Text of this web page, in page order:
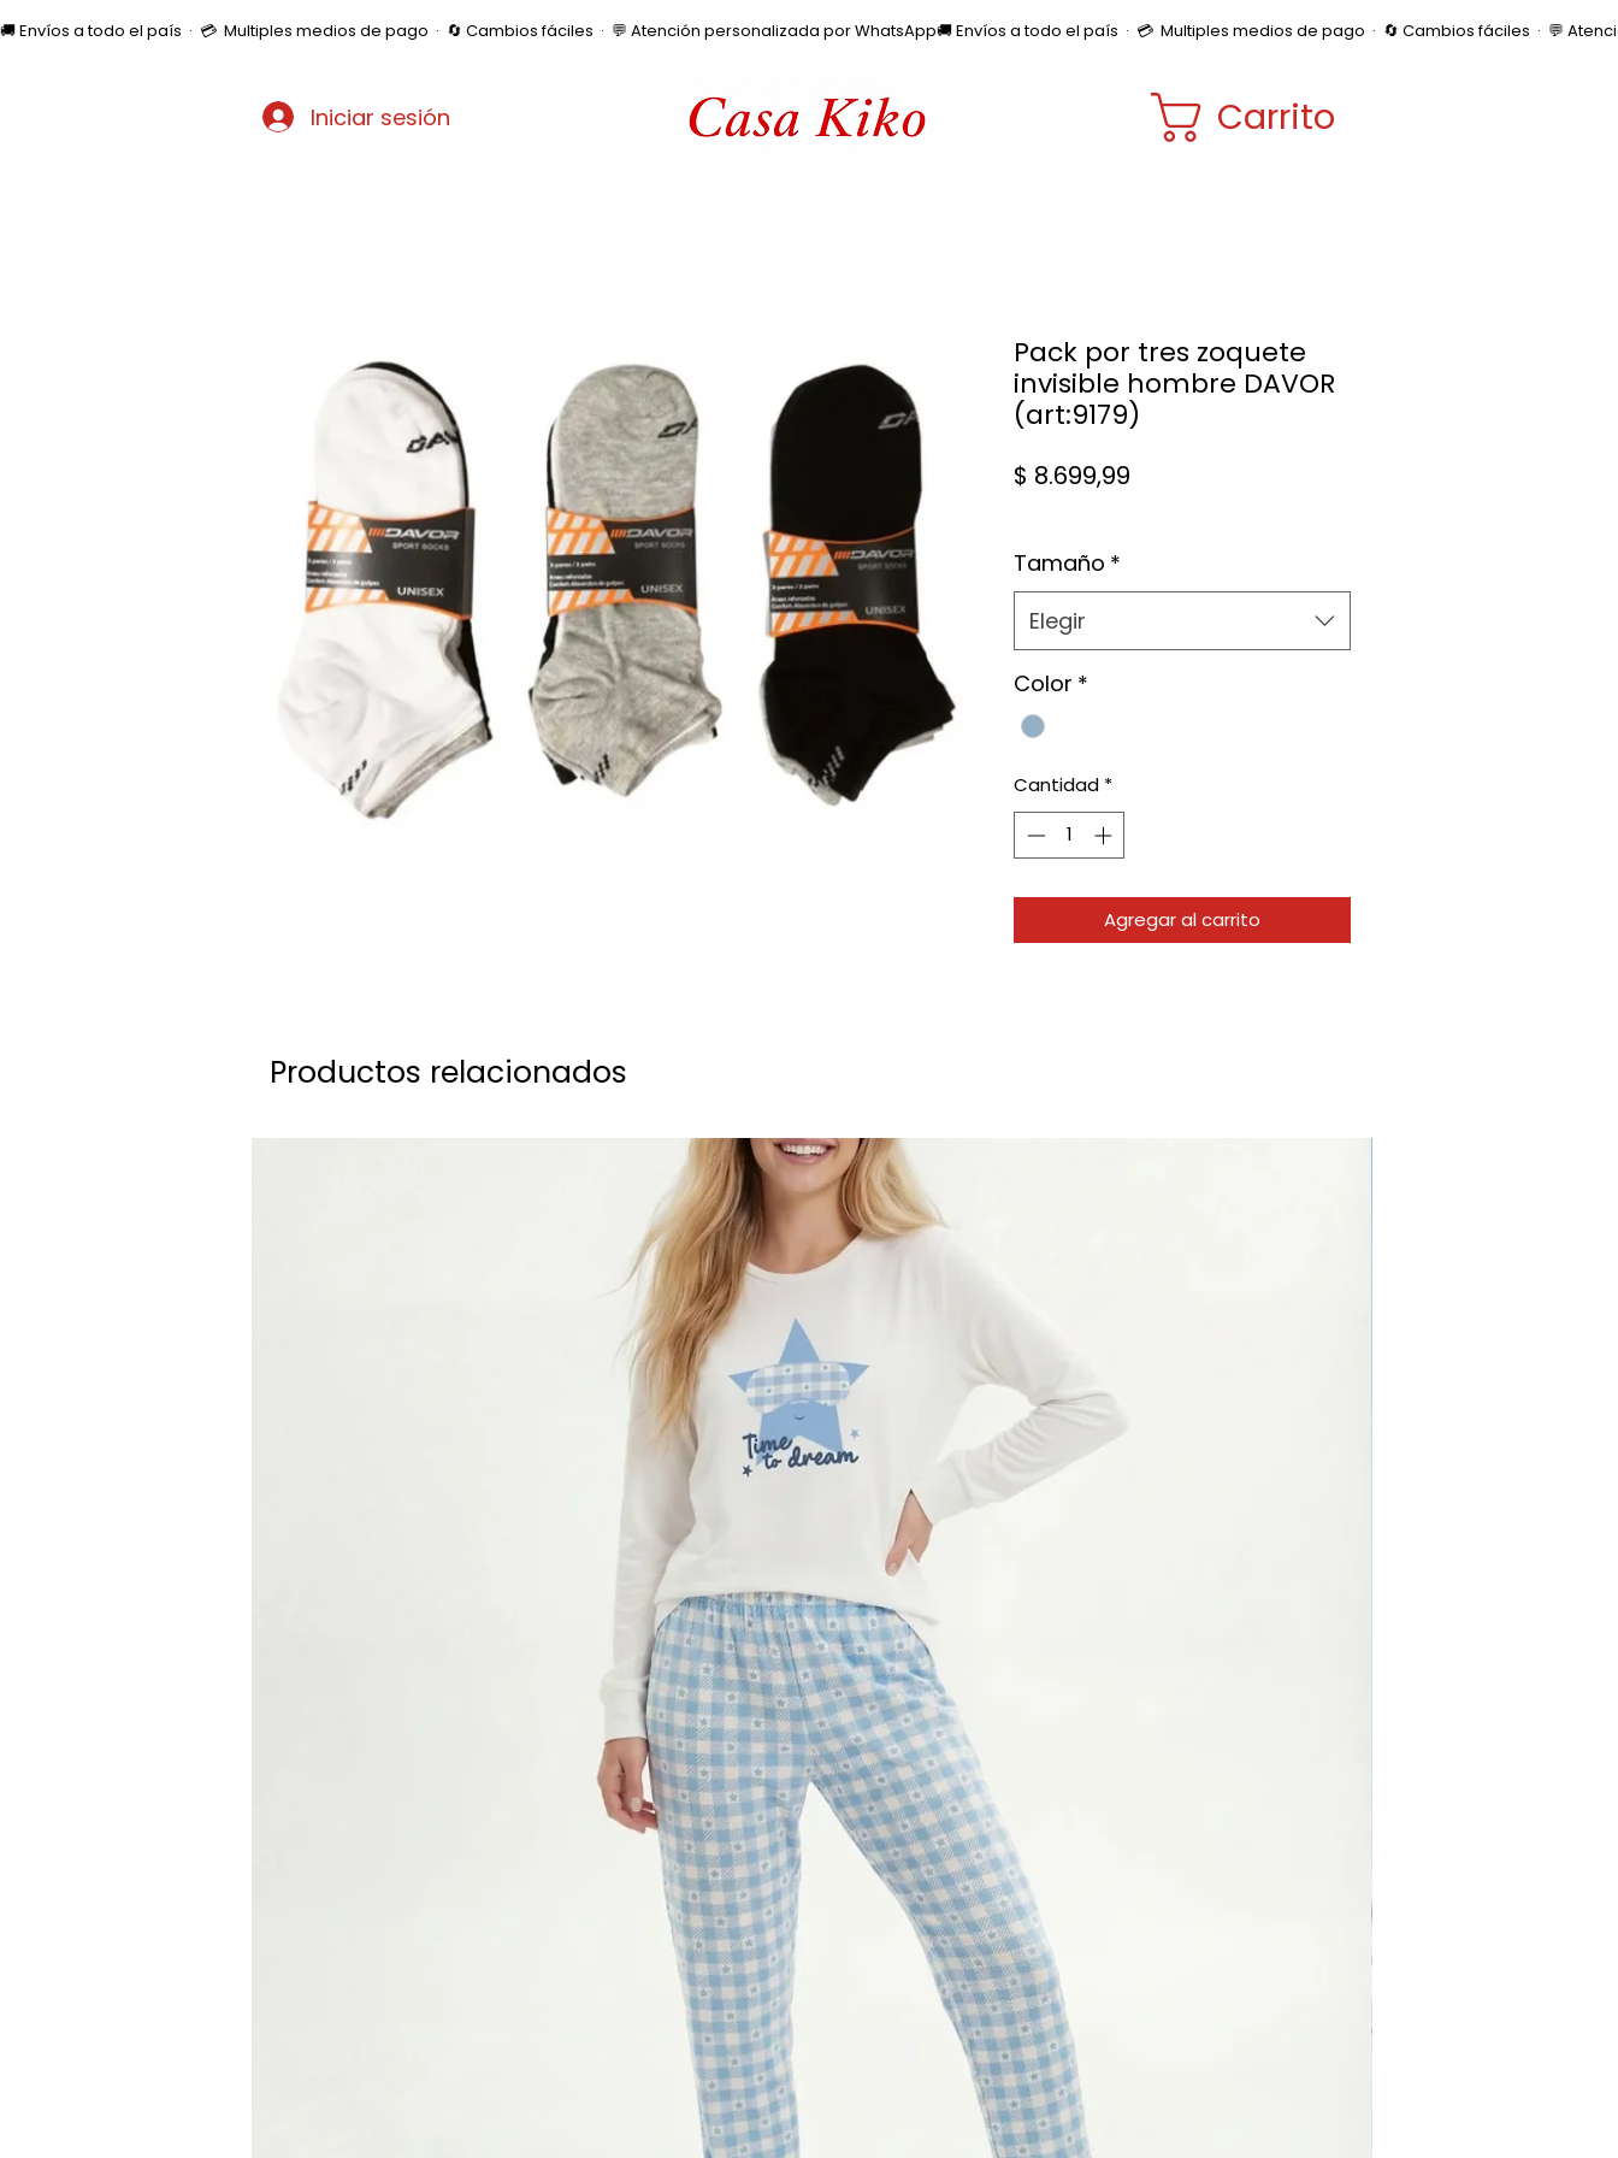
🚚 Envíos a todo el país  ·  💳  Multiples medios de pago  ·  🔄 Cambios fáciles  ·  💬 Atención personalizada por WhatsApp
Iniciar sesión Carrito
Productos relacionados
Pack por tres zoquete
invisible hombre DAVOR
(art:9179)
$ 8.699,99
Tamaño *
Elegir
Color *
Cantidad *
Agregar al carrito